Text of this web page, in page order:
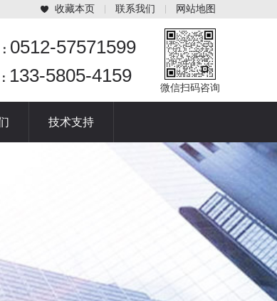
收藏本页 联系我们 网站地图
0512-57571599
133-5805-4159
微信扫码咨询
技术支持